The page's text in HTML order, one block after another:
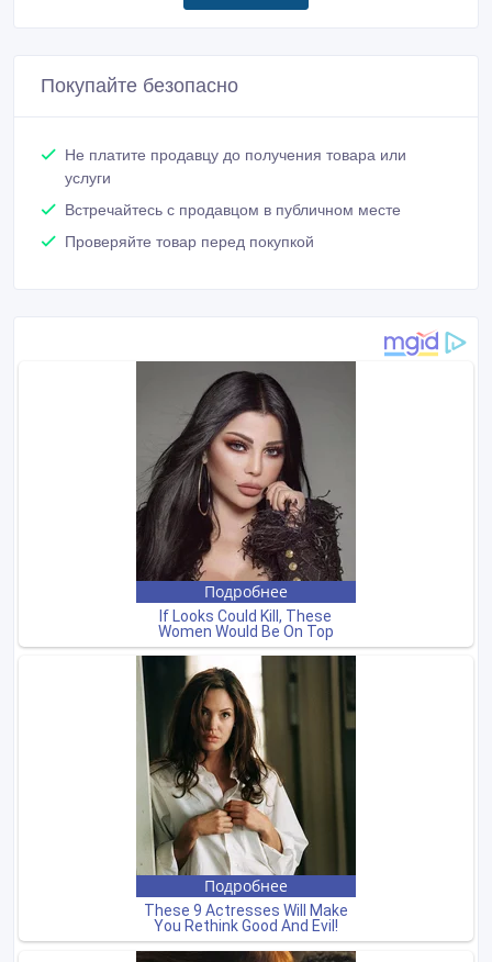
Покупайте безопасно
Не платите продавцу до получения товара или
услуги
Встречайтесь с продавцом в публичном месте
Проверяйте товар перед покупкой